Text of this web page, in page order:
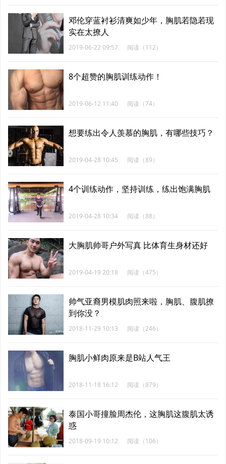
邓伦穿蓝衬衫清爽如少年，胸肌若隐若现
实在太撩人
2019-06-22 09:57 阅读（112）
8个超赞的胸肌训练动作！
2019-06-12 11:40 阅读（74）
想要练出令人羡慕的胸肌，有哪些技巧？
2019-04-28 10:45 阅读（89）
4个训练动作，坚持训练，练出饱满胸肌
2019-04-28 10:34 阅读（88）
大胸肌帅哥户外写真 比体育生身材还好
2019-04-19 20:18 阅读（475）
帅气亚裔男模肌肉照来啦，胸肌、腹肌撩
到你没？
2018-11-29 10:13 阅读（246）
胸肌小鲜肉原来是B站人气王
2018-11-18 16:12 阅读（879）
泰国小哥撞脸周杰伦，这胸肌这腹肌太诱
惑
2018-09-19 10:12 阅读（106）